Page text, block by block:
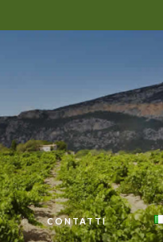
CONTATTI